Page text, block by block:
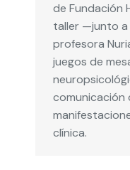
de Fundación
taller —junto a
profesora
juegos de
comunicación
clínica.